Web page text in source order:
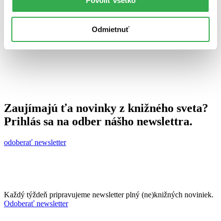
Odmietnuť
Zaujímajú ťa novinky z knižného sveta?
Prihlás sa na odber nášho newslettra.
odoberať newsletter
Každý týždeň pripravujeme newsletter plný (ne)knižných noviniek.
Odoberať newsletter